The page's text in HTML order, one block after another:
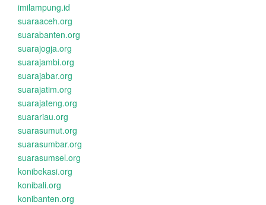
imilampung.id
suaraaceh.org
suarabanten.org
suarajogja.org
suarajambi.org
suarajabar.org
suarajatim.org
suarajateng.org
suarariau.org
suarasumut.org
suarasumbar.org
suarasumsel.org
konibekasi.org
konibali.org
konibanten.org